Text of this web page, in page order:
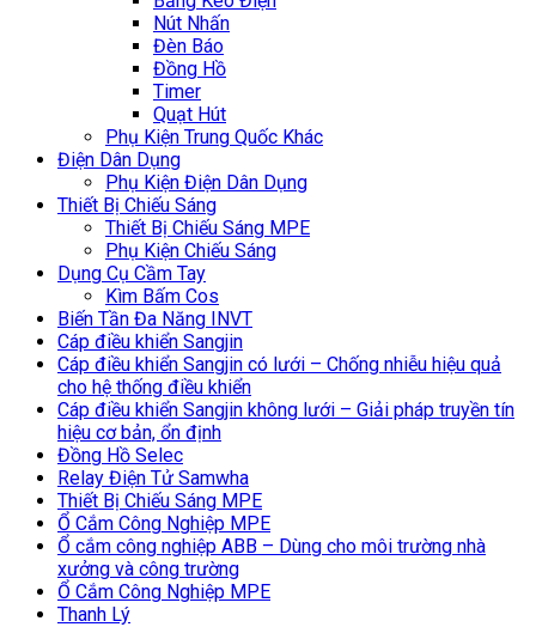
Nút Nhấn
Đèn Báo
Đồng Hồ
Timer
Quạt Hút
Phụ Kiện Trung Quốc Khác
Điện Dân Dụng
Phụ Kiện Điện Dân Dụng
Thiết Bị Chiếu Sáng
Thiết Bị Chiếu Sáng MPE
Phụ Kiện Chiếu Sáng
Dụng Cụ Cầm Tay
Kìm Bấm Cos
Biến Tần Đa Năng INVT
Cáp điều khiển Sangjin
Cáp điều khiển Sangjin có lưới – Chống nhiễu hiệu quả
cho hệ thống điều khiển
Cáp điều khiển Sangjin không lưới – Giải pháp truyền tín
hiệu cơ bản, ổn định
Đồng Hồ Selec
Relay Điện Tử Samwha
Thiết Bị Chiếu Sáng MPE
Ổ Cắm Công Nghiệp MPE
Ổ cắm công nghiệp ABB – Dùng cho môi trường nhà
xưởng và công trường
Ổ Cắm Công Nghiệp MPE
Thanh Lý